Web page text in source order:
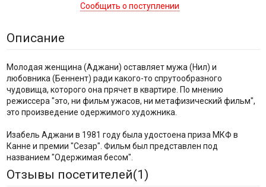
Сообщить о поступлении
Описание
Молодая женщина (Аджани) оставляет мужа (Нил) и
любовника (Беннент) ради какого-то спрутообразного
чудовища, которого она прячет в квартире. По мнению
режиссера "это, ни фильм ужасов, ни метафизический фильм",
это произведение одержимого художника.
Изабель Аджани в 1981 году была удостоена приза МКФ в
Канне и премии "Сезар". Фильм был представлен под
названием "Одержимая бесом".
Отзывы посетителей(1)